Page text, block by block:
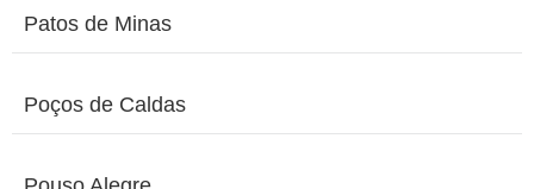
Patos de Minas
Poços de Caldas